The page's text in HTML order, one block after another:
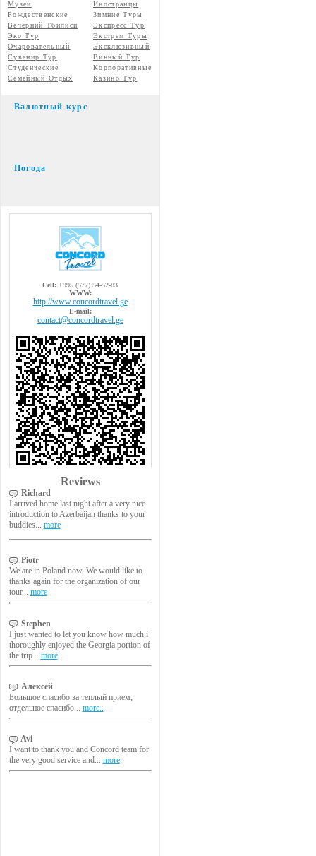
Музеи
Иностранцы
Рождественские
Зимние Туры
Вечерний Тбилиси
Экспресс Тур
Эко Тур
Экстрем Туры
Очаровательный
Эксклюзивный
Сувенир Тур
Винный Тур
Студенческие
Корпоративные
Семейный Отдых
Казино Тур
Валютный курс
Погода
Cell: +995 (577) 54-52-83
WWW:
http://www.concordtravel.ge
E-mail:
contact@concordtravel.ge
Reviews
Richard
I arrived home last night after a very nice
introduction to Azerbaijan thanks to your
buddies... more
Piotr
We are in Poland now. We would like to
thanks again for the organization of our
tour... more
Stephen
I just wanted to let you know how much i
thoroughly enjoyed the Georgia portion of
the trip... more
Алексей
Большое спасибо за теплый прием,
отдельное спасибо... more..
Avi
I want to thank you and Concord team for
the very good service and... more